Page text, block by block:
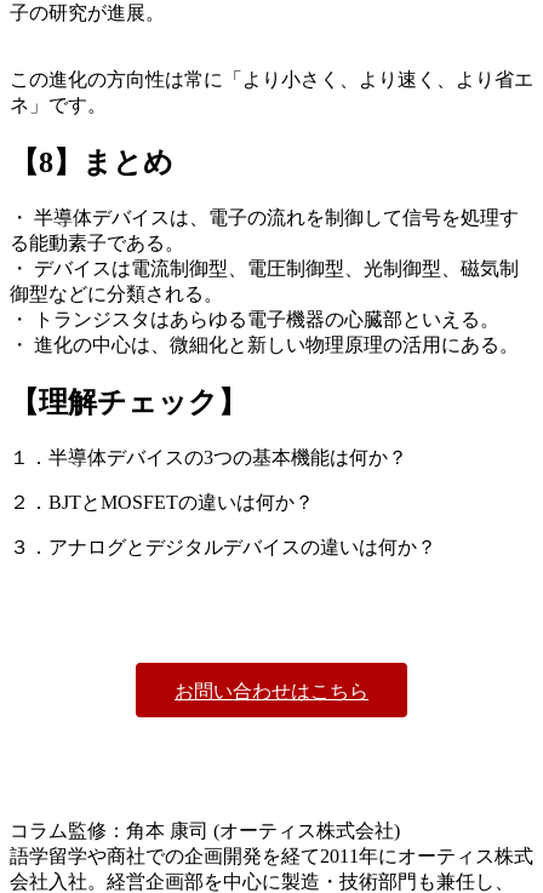
子の研究が進展。
この進化の方向性は常に「より小さく、より速く、より省エ
ネ」です。
【8】まとめ
・ 半導体デバイスは、電子の流れを制御して信号を処理す
る能動素子である。
・ デバイスは電流制御型、電圧制御型、光制御型、磁気制
御型などに分類される。
・ トランジスタはあらゆる電子機器の心臓部といえる。
・ 進化の中心は、微細化と新しい物理原理の活用にある。
【理解チェック】
１．半導体デバイスの3つの基本機能は何か？
２．BJTとMOSFETの違いは何か？
３．アナログとデジタルデバイスの違いは何か？
お問い合わせはこちら
コラム監修：角本 康司 (オーティス株式会社)
語学留学や商社での企画開発を経て2011年にオーティス株式
会社入社。経営企画部を中心に製造・技術部門も兼任し、